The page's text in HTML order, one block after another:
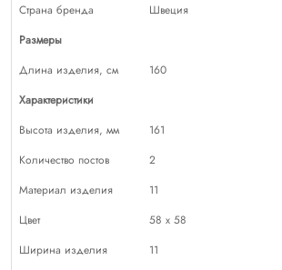
Страна бренда
Швеция
Размеры
Длина изделия, см
160
Характеристики
Высота изделия, мм
161
Количество постов
2
Материал изделия
11
Цвет
58 х 58
Ширина изделия
11